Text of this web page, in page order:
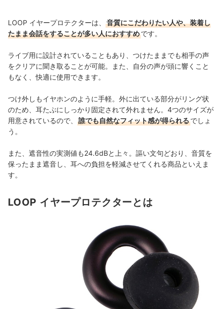
LOOP イヤープロテクターは、
音質にこだわりたい人や、装着し
たまま会話をすることが多い人におすすめです。
ライブ用に設計されていることもあり、つけたままでも相手の声
をクリアに聞き取ることが可能。また、自分の声が頭に響くこと
もなく、快適に使用できます。
つけ外しもイヤホンのように手軽。外に出ている部分がリング状
のため、耳たぶにしっかり固定されて外れません。4つのサイズが
用意されているので、
誰でも自然なフィット感が得られるでしょ
う。
また、遮音性の実測値も24.6dBと上々。謳い文句どおり、音質を
保ったまま遮音し、耳への負担を軽減させてくれる商品といえま
す。
LOOP イヤープロテクターとは